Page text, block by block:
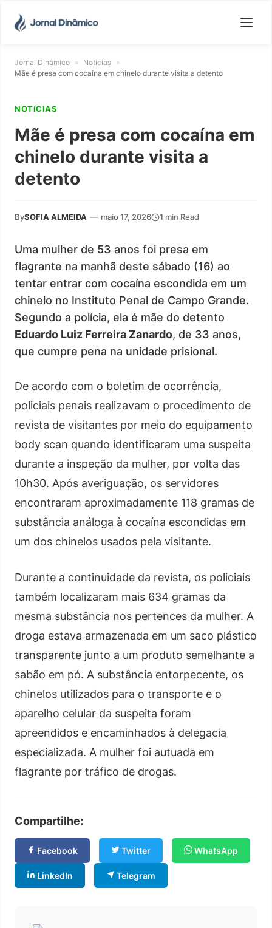
Jornal Dinâmico » Notícias »
Mãe é presa com cocaína em chinelo durante visita a detento
NOTíCIAS
Mãe é presa com cocaína em
chinelo durante visita a
detento
BySOFIA ALMEIDA — maio 17, 2026 1 min Read
Uma mulher de 53 anos foi presa em
flagrante na manhã deste sábado (16) ao
tentar entrar com cocaína escondida em um
chinelo no Instituto Penal de Campo Grande.
Segundo a polícia, ela é mãe do detento
Eduardo Luiz Ferreira Zanardo, de 33 anos,
que cumpre pena na unidade prisional.
De acordo com o boletim de ocorrência,
policiais penais realizavam o procedimento de
revista de visitantes por meio do equipamento
body scan quando identificaram uma suspeita
durante a inspeção da mulher, por volta das
10h30. Após averiguação, os servidores
encontraram aproximadamente 118 gramas de
substância análoga à cocaína escondidas em
um dos chinelos usados pela visitante.
Durante a continuidade da revista, os policiais
também localizaram mais 634 gramas da
mesma substância nos pertences da mulher. A
droga estava armazenada em um saco plástico
transparente junto a um produto semelhante a
sabão em pó. A substância entorpecente, os
chinelos utilizados para o transporte e o
aparelho celular da suspeita foram
apreendidos e encaminhados à delegacia
especializada. A mulher foi autuada em
flagrante por tráfico de drogas.
Compartilhe:
Facebook Twitter WhatsApp
LinkedIn Telegram